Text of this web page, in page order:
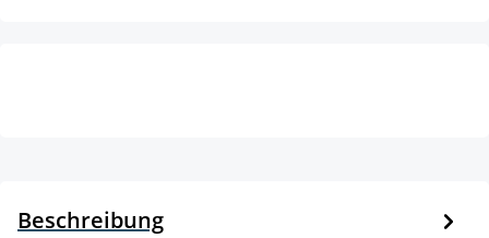
Beschreibung